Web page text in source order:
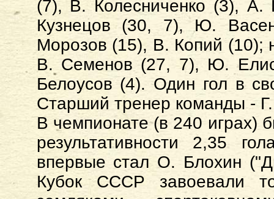
(7), В. Колесниченко (3), А.
Кузнецов (30, 7), Ю.
Морозов (15), В. Копий
В. Семенов (27, 7), Ю.
Белоусов (4). Один гол в
Старший тренер команды -
В чемпионате (в 240 играх)
результативности 2,35
впервые стал О. Блохин
Кубок СССР завоевали